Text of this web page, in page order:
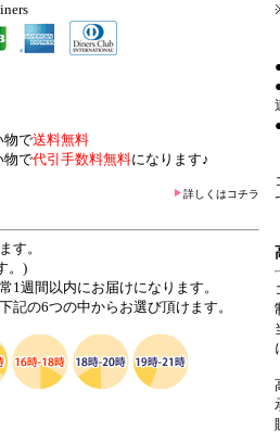
物で送料無料
物で代引手数料無料になります♪
詳しくはコチラ
す。
。)
1週間以内にお届けになります。
記の6つの中からお選び頂けます。